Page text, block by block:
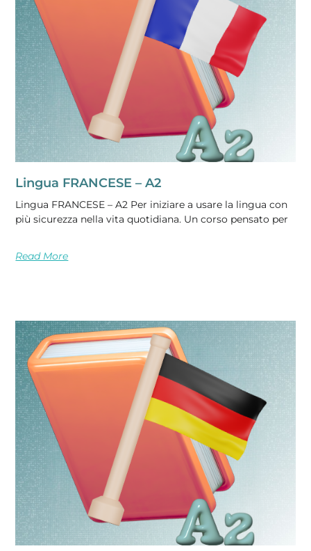
Lingua FRANCESE – A2
Lingua FRANCESE – A2 Per iniziare a usare la lingua con
più sicurezza nella vita quotidiana. Un corso pensato per
Read More